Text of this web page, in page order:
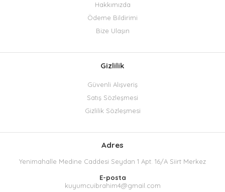
Hakkımızda
Ödeme Bildirimi
Bize Ulaşın
Gizlilik
Güvenli Alışveriş
Satış Sözleşmesi
Gizlilik Sözleşmesi
Adres
Yenimahalle Medine Caddesi Seydan 1 Apt. 16/A Siirt Merkez
E-posta
kuyumcuibrahim4@gmail.com